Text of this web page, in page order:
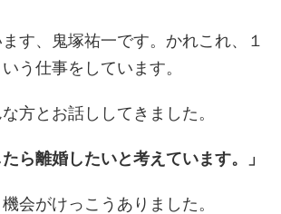
す、鬼塚祐一です。かれこれ、１
う仕事をしています。
方とお話ししてきました。
たら離婚したいと考えています。」
会がけっこうありました。